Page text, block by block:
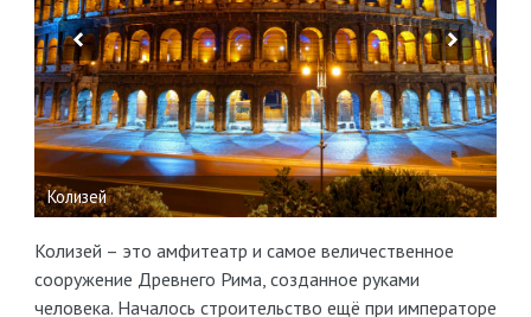
Колизей
Колизей – это амфитеатр и самое величественное
сооружение Древнего Рима, созданное руками
человека. Началось строительство ещё при императоре